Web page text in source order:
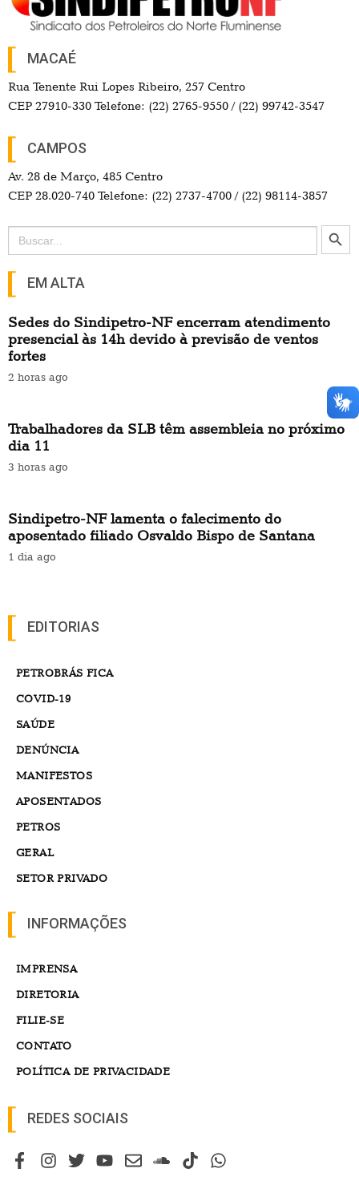
MACAÉ
Rua Tenente Rui Lopes Ribeiro, 257 Centro
CEP 27910-330 Telefone: (22) 2765-9550 / (22) 99742-3547
CAMPOS
Av. 28 de Março, 485 Centro
CEP 28.020-740 Telefone: (22) 2737-4700 / (22) 98114-3857
Search
for:
Search Button
EM ALTA
Sedes do Sindipetro-NF encerram atendimento
presencial às 14h devido à previsão de ventos
fortes
2 horas ago
Trabalhadores da SLB têm assembleia no próximo
dia 11
3 horas ago
Sindipetro-NF lamenta o falecimento do
aposentado filiado Osvaldo Bispo de Santana
1 dia ago
EDITORIAS
PETROBRÁS FICA
COVID-19
SAÚDE
DENÚNCIA
MANIFESTOS
APOSENTADOS
PETROS
GERAL
SETOR PRIVADO
INFORMAÇÕES
IMPRENSA
DIRETORIA
FILIE-SE
CONTATO
POLÍTICA DE PRIVACIDADE
REDES SOCIAIS